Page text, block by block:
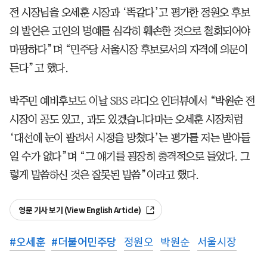
전 시장님을 오세훈 시장과 ‘똑같다’고 평가한 정원오 후보
의 발언은 고인의 명예를 심각히 훼손한 것으로 철회되어야
마땅하다”며 “민주당 서울시장 후보로서의 자격에 의문이
든다”고 했다.
박주민 예비후보도 이날 SBS 라디오 인터뷰에서 “박원순 전
시장이 공도 있고, 과도 있겠습니다마는 오세훈 시장처럼
‘대선에 눈이 팔려서 시정을 망쳤다’는 평가를 저는 받아들
일 수가 없다”며 “그 얘기를 굉장히 충격적으로 들었다. 그
렇게 말씀하신 것은 잘못된 말씀”이라고 했다.
영문 기사 보기 (View English Article)
#오세훈 #더불어민주당 정원오 박원순
서울시장